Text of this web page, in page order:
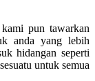
pun tawarkan
anda yang lebih
hidangan seperti
untuk semua